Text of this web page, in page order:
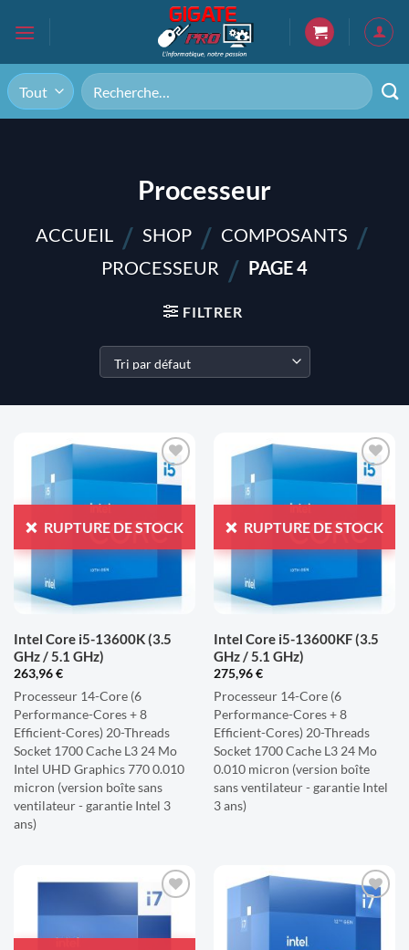
Recherche
pour :
Processeur
ACCUEIL / SHOP / COMPOSANTS /
PROCESSEUR / PAGE 4
FILTRER
AJOUTER
D'ENVIES
RUPTURE DE STOCK
Intel Core i5-13600K (3.5
GHz / 5.1 GHz)
263,96€
Processeur 14-Core (6
Performance-Cores + 8
Efficient-Cores) 20-Threads
Socket 1700 Cache L3 24 Mo
Intel UHD Graphics 770 0.010
micron (version boîte sans
ventilateur - garantie Intel 3
ans)
AJOUTER
D'ENVIES
RUPTURE DE STOCK
Intel Core i5-13600KF (3.5
GHz / 5.1 GHz)
275,96€
Processeur 14-Core (6
Performance-Cores + 8
Efficient-Cores) 20-Threads
Socket 1700 Cache L3 24 Mo
0.010 micron (version boîte
sans ventilateur - garantie Intel
3 ans)
AJOUTER
AJOUTER